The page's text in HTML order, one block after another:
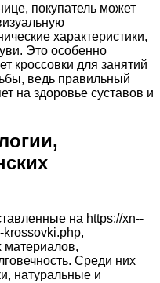
покупатель может
характеристики,
Это особенно
кроссовки для занятий
ведь правильный
на здоровье суставов и
на https://xn--
материалов,
Среди них
натуральные и